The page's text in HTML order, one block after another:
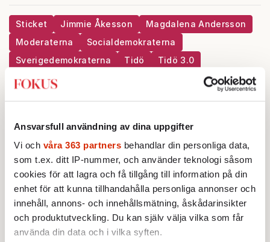
Ansvarsfull användning av dina uppgifter
Vi och våra 363 partners behandlar din personliga data,
som t.ex. ditt IP-nummer, och använder teknologi såsom
cookies för att lagra och få tillgång till information på din
enhet för att kunna tillhandahålla personliga annonser och
innehåll, annons- och innehållsmätning, åskådarinsikter
och produktutveckling. Du kan själv välja vilka som får
använda din data och i vilka syften.
Sticket Jimmie Åkesson
Magdalena Andersson
Moderaterna
Socialdemokraterna
Sverigedemokraterna
Tidö
Tidö 3.0
Ulf Kristersson
Mer från Jonas Gummesson
STICKET
Jonas Gummesson:Negative
campaigning alltid överst på S-
agendan
STICKET
Jonas Gummesson: